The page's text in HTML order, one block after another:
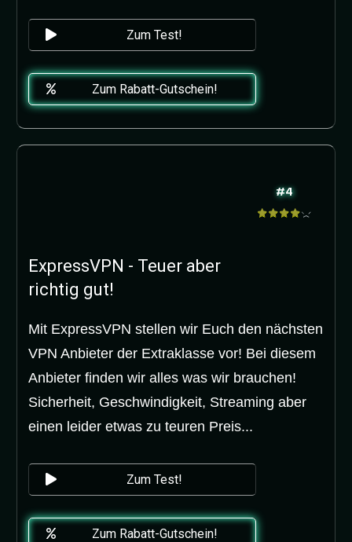
Zum Test!
Zum Rabatt-Gutschein!
#4
ExpressVPN - Teuer aber
richtig gut!
Mit ExpressVPN stellen wir Euch den nächsten
VPN Anbieter der Extraklasse vor! Bei diesem
Anbieter finden wir alles was wir brauchen!
Sicherheit, Geschwindigkeit, Streaming aber
einen leider etwas zu teuren Preis...
Zum Test!
Zum Rabatt-Gutschein!